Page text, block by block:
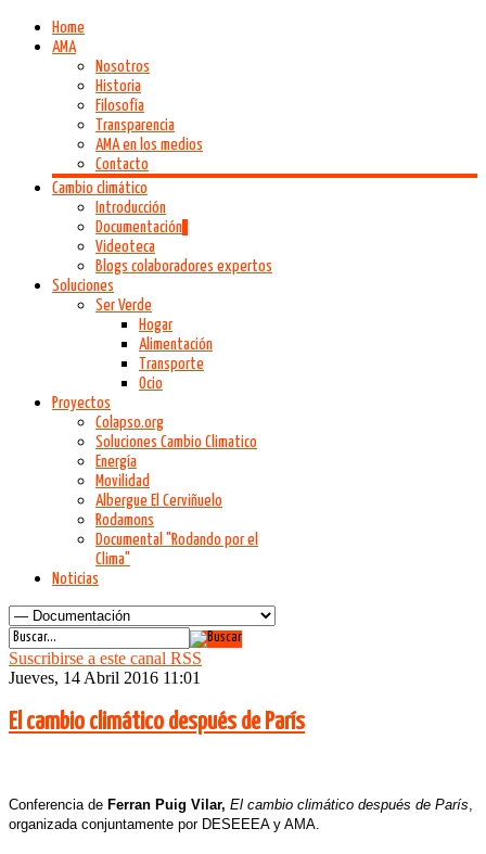
Home
AMA
Nosotros
Historia
Filosofía
Transparencia
AMA en los medios
Contacto
Cambio climático
Introducción
Documentación
Videoteca
Blogs colaboradores expertos
Soluciones
Ser Verde
Hogar
Alimentación
Transporte
Ocio
Proyectos
Colapso.org
Soluciones Cambio Climatico
Energía
Movilidad
Albergue El Cerviñuelo
Rodamons
Documental "Rodando por el
Clima"
Noticias
Suscribirse a este canal RSS
Jueves, 14 Abril 2016 11:01
El cambio climático después de París
Conferencia de Ferran Puig Vilar, El cambio climático después de París
organizada conjuntamente por DESEEEA y AMA.